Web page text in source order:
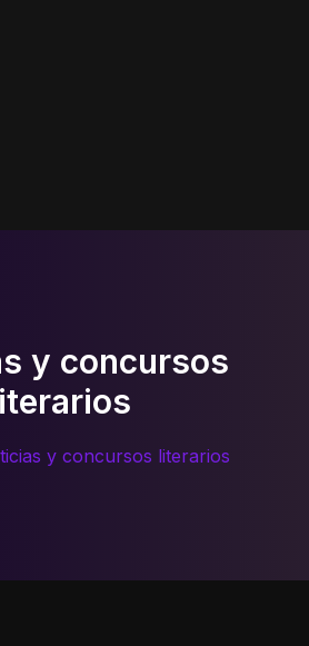
y concursos
y concursos literarios